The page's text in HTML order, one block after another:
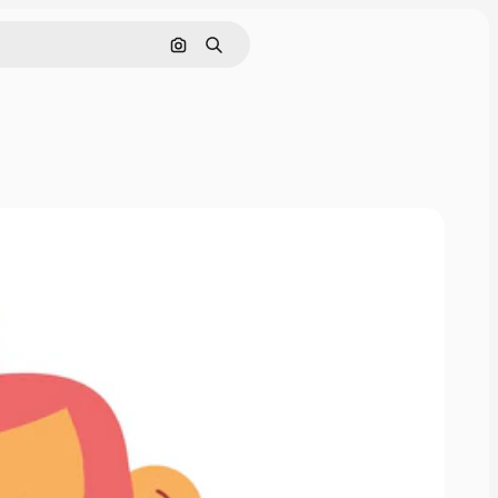
画像で検索
検索